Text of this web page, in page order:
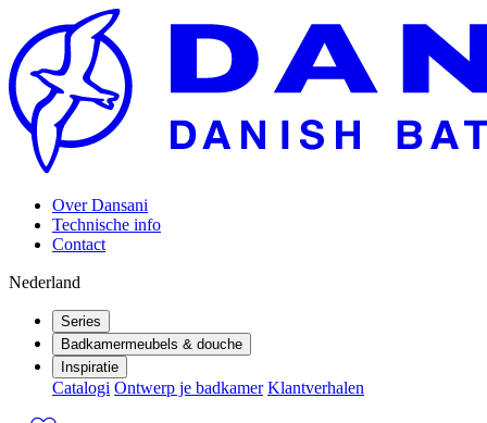
Over Dansani
Technische info
Contact
Nederland
Series
Badkamermeubels & douche
Inspiratie
Catalogi Ontwerp je badkamer Klantverhalen